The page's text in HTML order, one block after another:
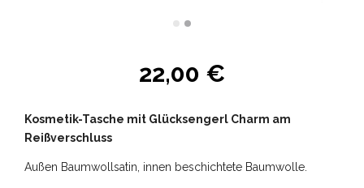
22,00 €
Kosmetik-Tasche mit Glücksengerl Charm am
Reißverschluss
Außen Baumwollsatin, innen beschichtete Baumwolle.